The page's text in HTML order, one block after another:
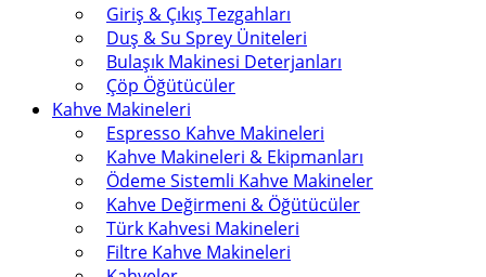
Giriş & Çıkış Tezgahları
Duş & Su Sprey Üniteleri
Bulaşık Makinesi Deterjanları
Çöp Öğütücüler
Kahve Makineleri
Espresso Kahve Makineleri
Kahve Makineleri & Ekipmanları
Ödeme Sistemli Kahve Makineler
Kahve Değirmeni & Öğütücüler
Türk Kahvesi Makineleri
Filtre Kahve Makineleri